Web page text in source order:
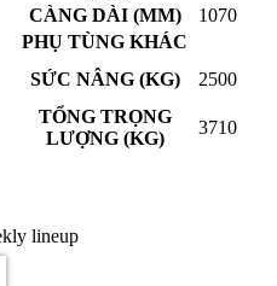
CÀNG DÀI (MM)
1070
PHỤ TÙNG KHÁC
SỨC NÂNG (KG) 2500
TỔNG TRỌNG
LƯỢNG (KG)
3710
lineup